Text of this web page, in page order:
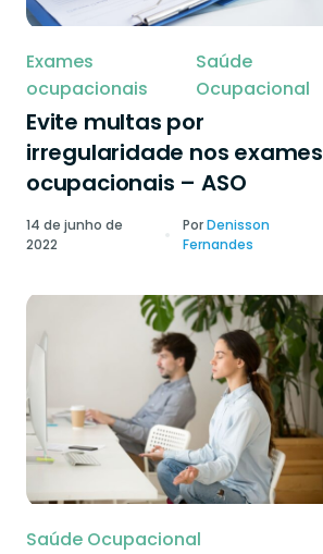
Exames
ocupacionais
Saúde
Ocupacional
Evite multas por
irregularidade nos exames
ocupacionais – ASO
14 de junho de
2022
PorDenisson
Fernandes
Saúde Ocupacional